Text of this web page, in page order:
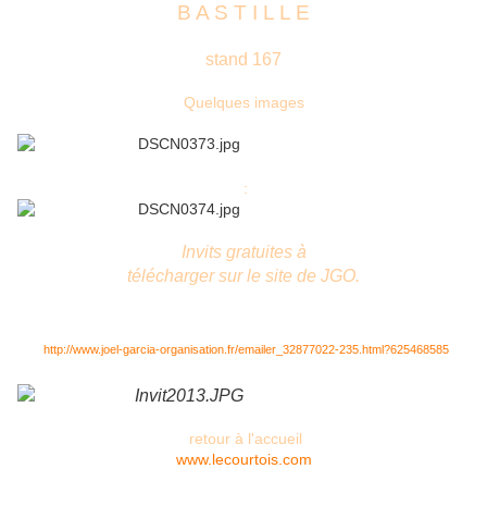
B A S T I L L E
stand 167
Quelques images
:
Invits gratuites à
télécharger sur le site de JGO.
http://www.joel-garcia-organisation.fr/emailer_32877022-235.html?625468585
retour à l'accueil
www.lecourtois.com